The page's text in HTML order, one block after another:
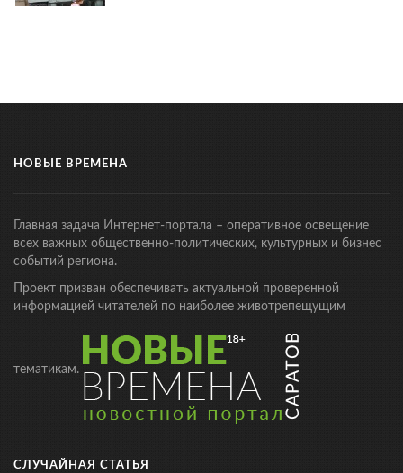
НОВЫЕ ВРЕМЕНА
Главная задача Интернет-портала – оперативное освещение
всех важных общественно-политических, культурных и бизнес
событий региона.
Проект призван обеспечивать актуальной проверенной
информацией читателей по наиболее животрепещущим
тематикам.
СЛУЧАЙНАЯ СТАТЬЯ